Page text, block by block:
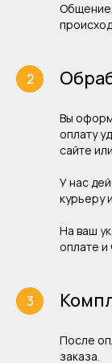
Вы
оплату
сайте
У нас
курьеру
На ваш
оплате и
После
заказа.